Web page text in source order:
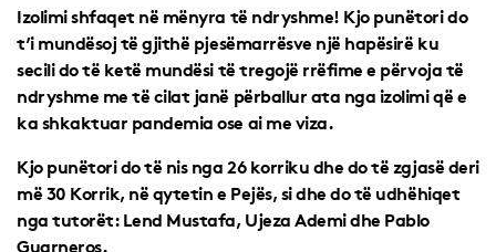
Izolimi shfaqet në mënyra të ndryshme! Kjo punëtori do
t’i mundësoj të gjithë pjesëmarrësve një hapësirë ku
secili do të ketë mundësi të tregojë rrëfime e përvoja të
ndryshme me të cilat janë përballur ata nga izolimi që e
ka shkaktuar pandemia ose ai me viza.
Kjo punëtori do të nis nga 26 korriku dhe do të zgjasë deri
më 30 Korrik, në qytetin e Pejës, si dhe do të udhëhiqet
nga tutorët: Lend Mustafa, Ujeza Ademi dhe Pablo
Guarneros.